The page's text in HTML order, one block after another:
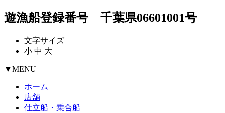
遊漁船登録番号 千葉県06601001号
文字サイズ
小 中 大
▼MENU
ホーム
店舗
仕立船・乗合船